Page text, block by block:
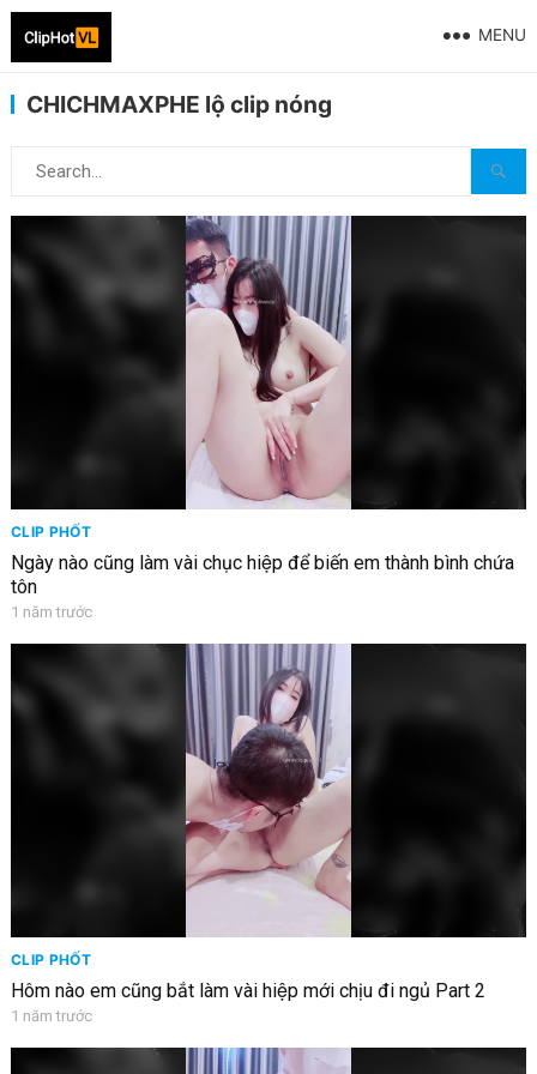
MENU
CHICHMAXPHE lộ clip nóng
CLIP PHỐT
Ngày nào cũng làm vài chục hiệp để biến em thành bình chứa
tôn
1 năm trước
CLIP PHỐT
Hôm nào em cũng bắt làm vài hiệp mới chịu đi ngủ Part 2
1 năm trước